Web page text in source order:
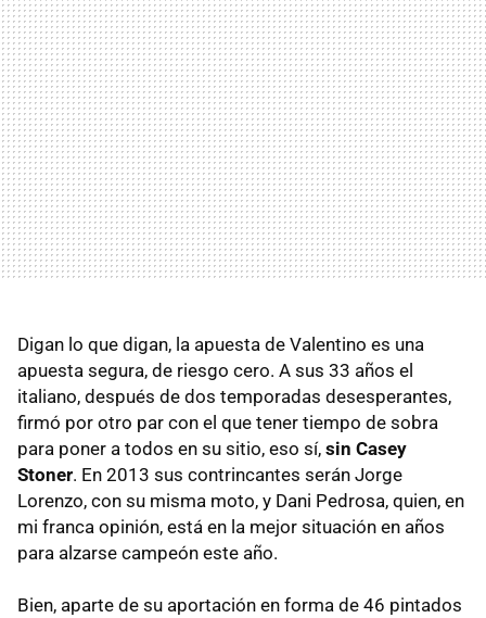
Digan lo que digan, la apuesta de Valentino es una
apuesta segura, de riesgo cero. A sus 33 años el
italiano, después de dos temporadas desesperantes,
firmó por otro par con el que tener tiempo de sobra
para poner a todos en su sitio, eso sí, sin Casey
Stoner. En 2013 sus contrincantes serán Jorge
Lorenzo, con su misma moto, y Dani Pedrosa, quien, en
mi franca opinión, está en la mejor situación en años
para alzarse campeón este año.
Bien, aparte de su aportación en forma de 46 pintados